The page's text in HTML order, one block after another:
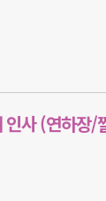
인사 (연하장/